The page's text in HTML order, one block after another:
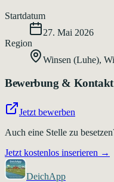
Startdatum
27. Mai 2026
Region
Winsen (Luhe),
Bewerbung & Kontakt
Jetzt bewerben
Auch eine Stelle zu
Jetzt kostenlos inserieren →
DeichApp